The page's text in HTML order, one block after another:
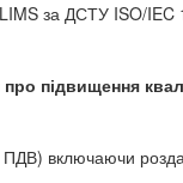
за ДСТУ ISO/
підвищення
включаючи